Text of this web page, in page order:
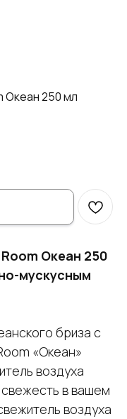
Океан 250 мл
Океан 250
мускусным
бриза с
«Океан»
воздуха
в вашем
воздуха